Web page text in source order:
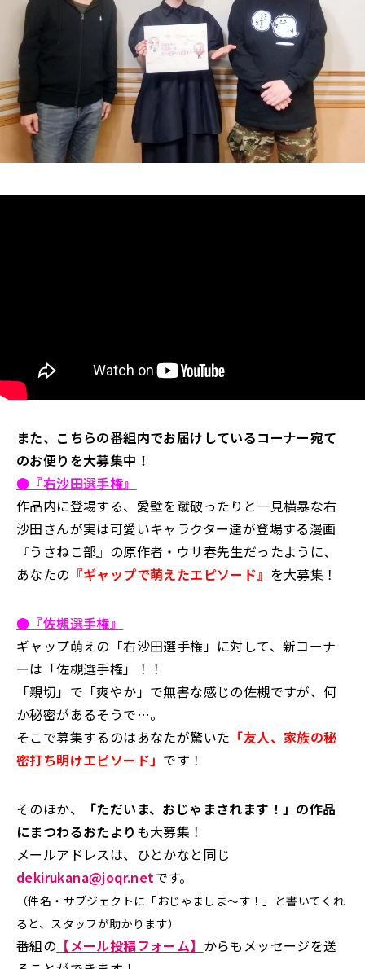
また、こちらの番組内でお届けしているコーナー宛て
のお便りを大募集中！
●『右沙田選手権』
作品内に登場する、愛壁を蹴破ったりと一見横暴な右
沙田さんが実は可愛いキャラクター達が登場する漫画
『うさねこ部』の原作者・ウサ春先生だったように、
あなたの 『ギャップで萌えたエピソード』 を大募集！
●『佐槻選手権』
ギャップ萌えの「右沙田選手権」に対して、新コーナ
ーは「佐槻選手権」！！
「親切」で「爽やか」で無害な感じの佐槻ですが、何
か秘密があるそうで…。
そこで募集するのはあなたが驚いた 「友人、家族の秘
密打ち明けエピソード」 です！
そのほか、
「ただいま、おじゃまされます！」の作品
にまつわるおたより も大募集！
メールアドレスは、ひとかなと同じ
dekirukana@joqr.netです。
（件名・サブジェクトに「おじゃましま～す！」と書いてくれ
ると、スタッフが助かります）
番組の 【メール投稿フォーム】 からもメッセージを送